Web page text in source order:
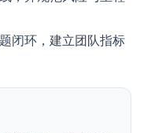
闭环，建立团队指标